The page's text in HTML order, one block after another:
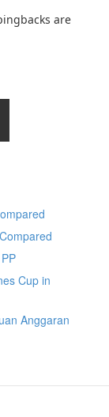
are
Cup in
Anggaran